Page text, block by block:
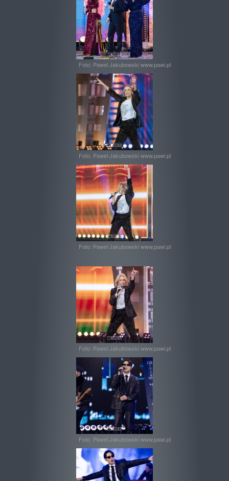
Foto: Pawel Jakubowski www.pawi.pl
Foto: Pawel Jakubowski www.pawi.pl
Foto: Pawel Jakubowski www.pawi.pl
Foto: Pawel Jakubowski www.pawi.pl
Foto: Pawel Jakubowski www.pawi.pl